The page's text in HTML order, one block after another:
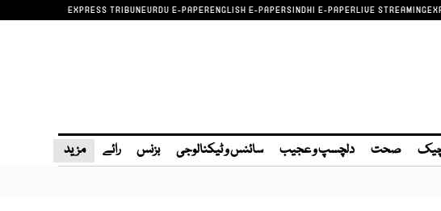
EXPRESS TRIBUNEURDU E-PAPERENGLISH E-PAPERSINDHI E-PAPERLIVE STREAMING
صحت دلچسپ و عجیب سائنس و ٹیکنالوجی بزنس رائے مزید